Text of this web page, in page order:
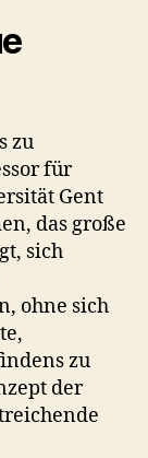
zu
für
Gent
das große
sich
ohne sich
zu
der